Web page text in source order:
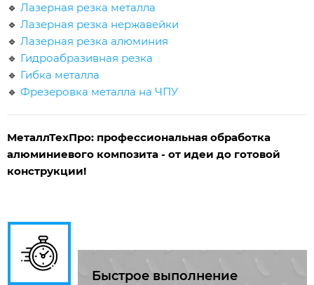
🔹 Лазерная резка металла
🔹 Лазерная резка нержавейки
🔹 Лазерная резка алюминия
🔹 Гидроабразивная резка
🔹 Гибка металла
🔹 Фрезеровка металла на ЧПУ
МеталлТехПро: профессиональная обработка
алюминиевого композита - от идеи до готовой
конструкции!
Быстрое выполнение